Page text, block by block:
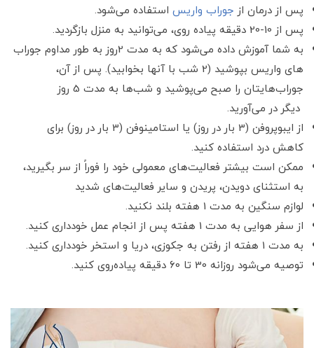
پس از درمان از جوراب واریس استفاده می‌شود.
پس از 10-20 دقیقه پیاده روی،
می‌توانید به منزل بازگردید.
به شما آموزش داده می‌شود که به مدت 2روز به طور مداوم جوراب‌
های واریس بپوشید (2 شب با آنها
بخوابید). پس از آن،
جوراب‌هایتان را صبح می‌پوشید و شب‌ها به مدت 5 روز
دیگر در می‌آورید.
از ایبوپروفن (3 بار در روز) یا استامینوفن (3 بار در روز) برای
کاهش درد استفاده کنید.
ممکن است بیشتر فعالیت‌های معمولی خود را فوراً از سر بگیرید،
به استثنای دویدن، پریدن و سایر فعالیت‌های شدید
لوازم سنگین به مدت 1 هفته بلند نکنید.
از سفر هوایی به مدت 1 هفته پس
از انجام عمل خودداری کنید.
به مدت 1 هفته از رفتن به جکوز
ی، دریا و استخر خودداری کنید.
توصیه می‌شود روزانه 30 تا 60
دقیقه پیاده‌روی کنید.